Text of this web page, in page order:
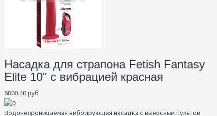
Насадка для страпона Fetish Fantasy
Elite 10" с вибрацией красная
6800.40 руб
Водонепроницаемая вибрирующая насадка с выносным пультом